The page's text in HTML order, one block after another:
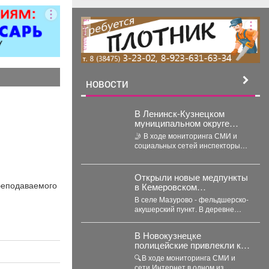
реклама
НОВОСТИ
В Ленинск-Кузнецком
муниципальном округе
полицейские привлекли к
ответственности
автомобилистку за
нарушение правил проезда
🤳 В ходе мониторинга СМИ и
социальных сетей инспекторы
из интернет-сообществ...
Открыли новые медпункты
в Кемеровском
муниципальном округе.
В селе Мазурово - фельдшерско-
акушерский пункт. В деревне
В Новокузнецке
полицейские привлекли к
ответственности родителей
двоих зацеперов
🔍В ходе мониторинга СМИ и